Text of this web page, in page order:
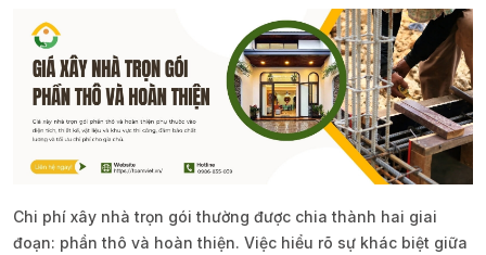
Chi phí xây nhà trọn gói thường được chia thành hai giai
đoạn: phần thô và hoàn thiện. Việc hiểu rõ sự khác biệt giữa